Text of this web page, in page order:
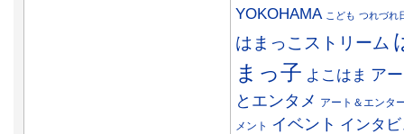
YOKOHAMA こども つれづれ
はまっこストリーム
まっ子 よこはま ア
とエンタメ アート＆エンタ
メント
イベント インタ